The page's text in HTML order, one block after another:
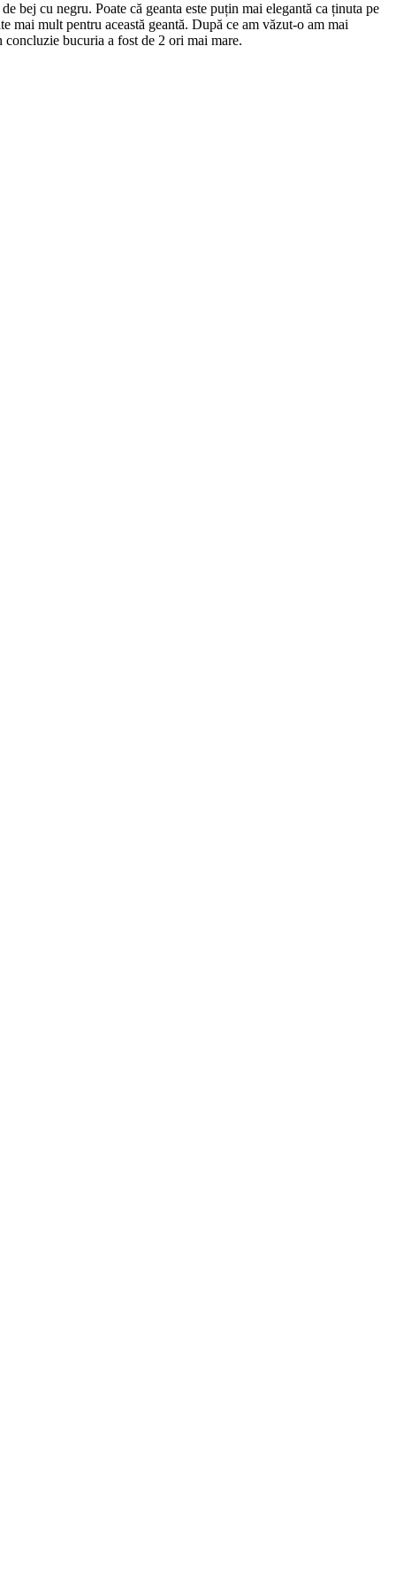
bej cu negru. Poate că geanta este puțin mai elegantă ca ținuta pe
mai mult pentru această geantă. După ce am văzut-o am mai
bucuria a fost de 2 ori mai mare.